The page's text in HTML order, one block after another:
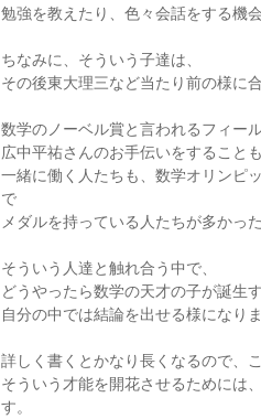
勉強を教えたり、色々会話をする機
ちなみに、そういう子達は、
その後東大理三など当たり前の様に
数学のノーベル賞と言われるフィー
広中平祐さんのお手伝いをすることも
一緒に働く人たちも、数学オリンピ
で
メダルを持っている人たちが多かった
そういう人達と触れ合う中で、
どうやったら数学の天才の子が誕生す
自分の中では結論を出せる様になりま
詳しく書くとかなり長くなるので、
そういう才能を開花させるためには
す。